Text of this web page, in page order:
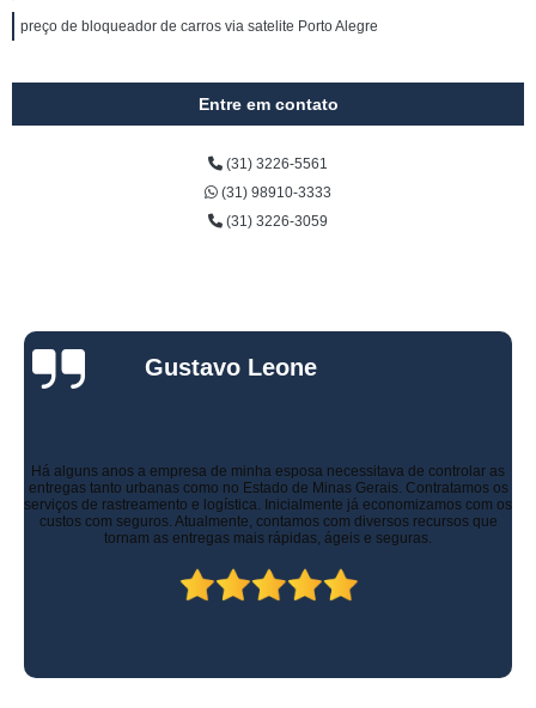
preço de bloqueador de carros via satelite Porto Alegre
Entre em contato
(31) 3226-5561
(31) 98910-3333
(31) 3226-3059
Gustavo Leone
Há alguns anos a empresa de minha esposa necessitava de controlar as
entregas tanto urbanas como no Estado de Minas Gerais. Contratamos os
serviços de rastreamento e logística. Inicialmente já economizamos com os
custos com seguros. Atualmente, contamos com diversos recursos que
tornam as entregas mais rápidas, ágeis e seguras.